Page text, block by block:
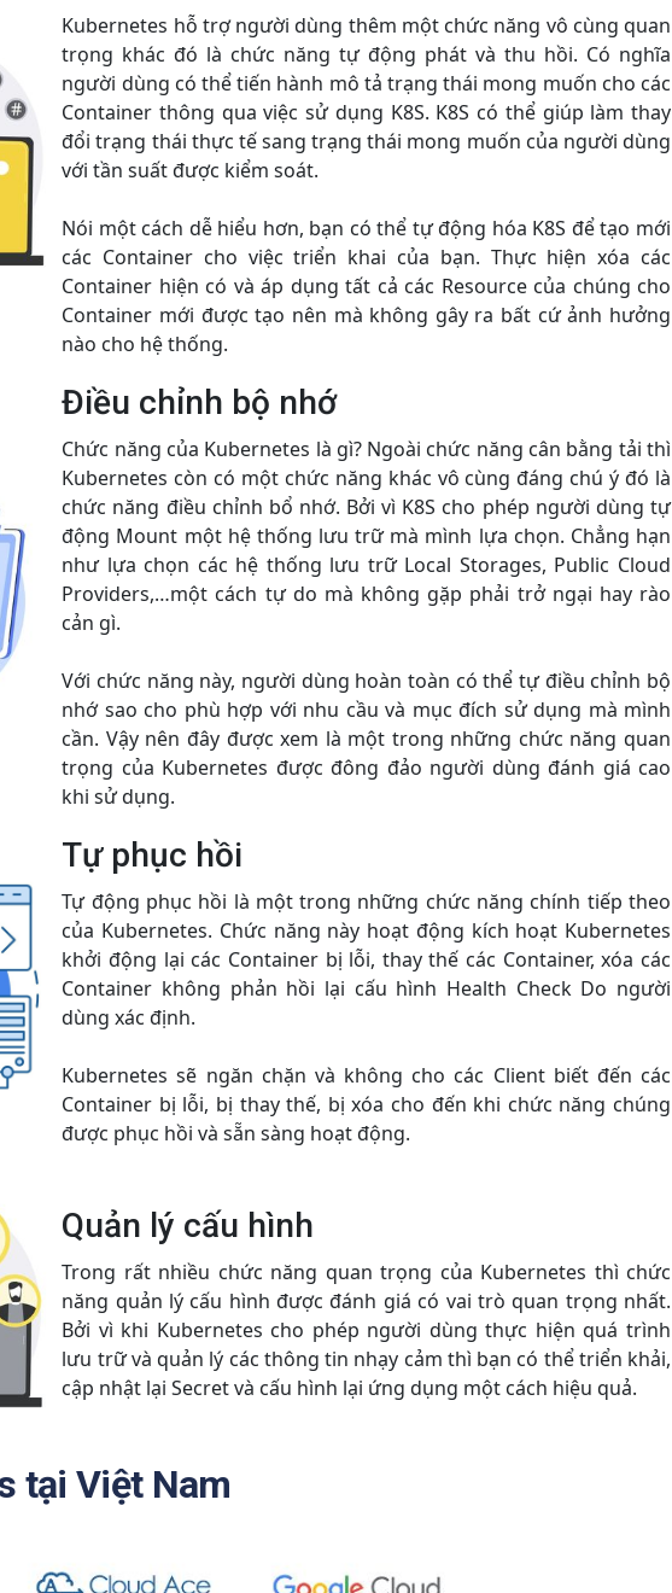
Kubernetes hỗ trợ người dùng thêm một chức năng vô cùng quan
trọng khác đó là chức năng tự động phát và thu hồi. Có nghĩa
người dùng có thể tiến hành mô tả trạng thái mong muốn cho các
Container thông qua việc sử dụng K8S. K8S có thể giúp làm thay
đổi trạng thái thực tế sang trạng thái mong muốn của người dùng
với tần suất được kiểm soát.
Nói một cách dễ hiểu hơn, bạn có thể tự động hóa K8S để tạo mới
các Container cho việc triển khai của bạn. Thực hiện xóa các
Container hiện có và áp dụng tất cả các Resource của chúng cho
Container mới được tạo nên mà không gây ra bất cứ ảnh hưởng
nào cho hệ thống.
Điều chỉnh bộ nhớ
Chức năng của Kubernetes là gì? Ngoài chức năng cân bằng tải thì
Kubernetes còn có một chức năng khác vô cùng đáng chú ý đó là
chức năng điều chỉnh bổ nhớ. Bởi vì K8S cho phép người dùng tự
động Mount một hệ thống lưu trữ mà mình lựa chọn. Chẳng hạn
như lựa chọn các hệ thống lưu trữ Local Storages, Public Cloud
Providers,…một cách tự do mà không gặp phải trở ngại hay rào
cản gì.
Với chức năng này, người dùng hoàn toàn có thể tự điều chỉnh bộ
nhớ sao cho phù hợp với nhu cầu và mục đích sử dụng mà mình
cần. Vậy nên đây được xem là một trong những chức năng quan
trọng của Kubernetes được đông đảo người dùng đánh giá cao
khi sử dụng.
Tự phục hồi
Tự động phục hồi là một trong những chức năng chính tiếp theo
của Kubernetes. Chức năng này hoạt động kích hoạt Kubernetes
khởi động lại các Container bị lỗi, thay thế các Container, xóa các
Container không phản hồi lại cấu hình Health Check Do người
dùng xác định.
Kubernetes sẽ ngăn chặn và không cho các Client biết đến các
Container bị lỗi, bị thay thế, bị xóa cho đến khi chức năng chúng
được phục hồi và sẵn sàng hoạt động.
Quản lý cấu hình
Trong rất nhiều chức năng quan trọng của Kubernetes thì chức
năng quản lý cấu hình được đánh giá có vai trò quan trọng nhất.
Bởi vì khi Kubernetes cho phép người dùng thực hiện quá trình
lưu trữ và quản lý các thông tin nhạy cảm thì bạn có thể triển khải,
cập nhật lại Secret và cấu hình lại ứng dụng một cách hiệu quả.
tại Việt Nam